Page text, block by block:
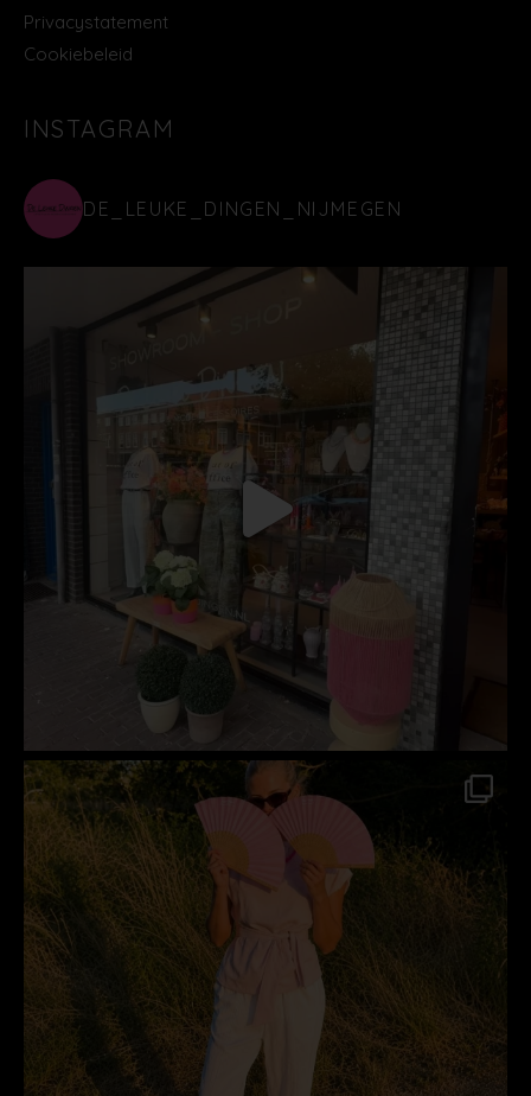
Privacystatement
Cookiebeleid
INSTAGRAM
DE_LEUKE_DINGEN_NIJMEGEN